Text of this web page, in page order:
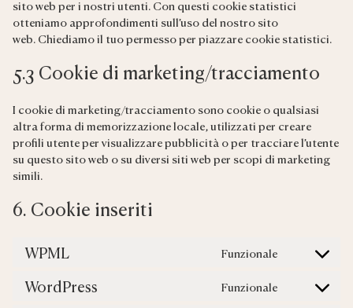
sito web per i nostri utenti. Con questi cookie statistici
otteniamo approfondimenti sull’uso del nostro sito
web. Chiediamo il tuo permesso per piazzare cookie statistici.
5.3 Cookie di marketing/tracciamento
I cookie di marketing/tracciamento sono cookie o qualsiasi
altra forma di memorizzazione locale, utilizzati per creare
profili utente per visualizzare pubblicità o per tracciare l’utente
su questo sito web o su diversi siti web per scopi di marketing
simili.
6. Cookie inseriti
WPML Funzionale
Consent
service
WordPress Funzionale
Consent